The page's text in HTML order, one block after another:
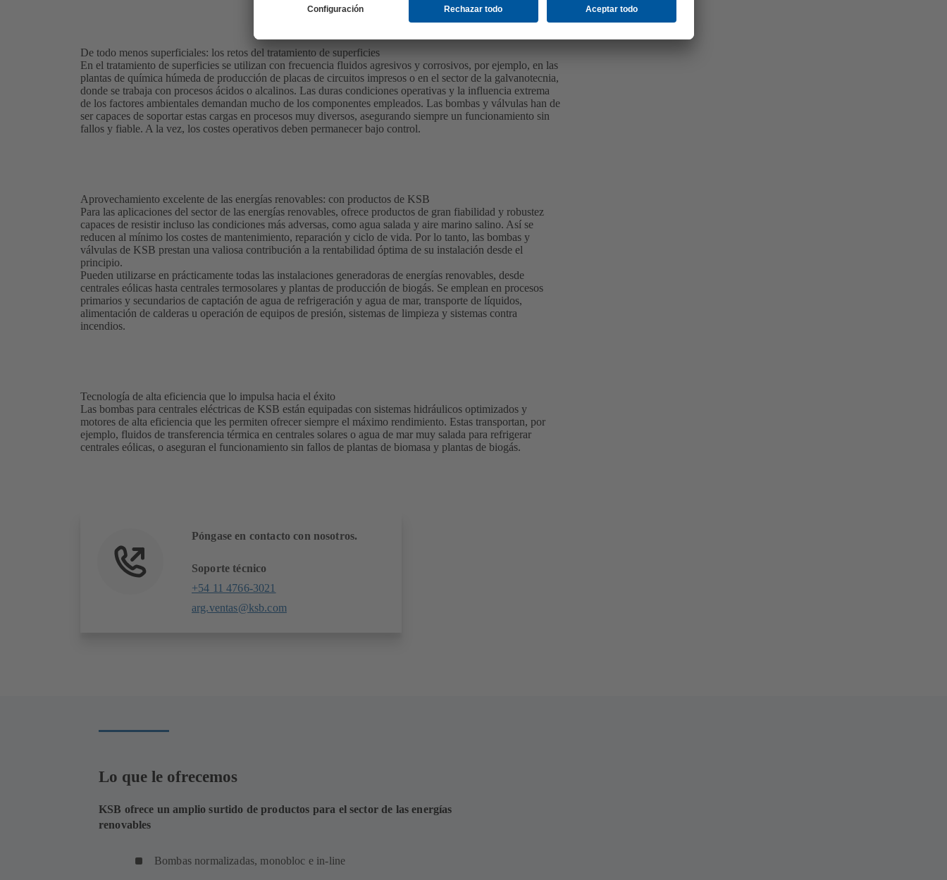
De todo menos superficiales: los retos del tratamiento de superficies
En el tratamiento de superficies se utilizan con frecuencia fluidos agresivos y corrosivos, por ejemplo, en las
plantas de química húmeda de producción de placas de circuitos impresos o en el sector de la galvanotecnia,
donde se trabaja con procesos ácidos o alcalinos. Las duras condiciones operativas y la influencia extrema
de los factores ambientales demandan mucho de los componentes empleados. Las bombas y válvulas han de
ser capaces de soportar estas cargas en procesos muy diversos, asegurando siempre un funcionamiento sin
fallos y fiable. A la vez, los costes operativos deben permanecer bajo control.
Aprovechamiento excelente de las energías renovables: con productos de KSB
Para las aplicaciones del sector de las energías renovables, ofrece productos de gran fiabilidad y robustez
capaces de resistir incluso las condiciones más adversas, como agua salada y aire marino salino. Así se
reducen al mínimo los costes de mantenimiento, reparación y ciclo de vida. Por lo tanto, las bombas y
válvulas de KSB prestan una valiosa contribución a la rentabilidad óptima de su instalación desde el
principio.
Pueden utilizarse en prácticamente todas las instalaciones generadoras de energías renovables, desde
centrales eólicas hasta centrales termosolares y plantas de producción de biogás. Se emplean en procesos
primarios y secundarios de captación de agua de refrigeración y agua de mar, transporte de líquidos,
alimentación de calderas u operación de equipos de presión, sistemas de limpieza y sistemas contra
incendios.
Tecnología de alta eficiencia que lo impulsa hacia el éxito
Las bombas para centrales eléctricas de KSB están equipadas con sistemas hidráulicos optimizados y
motores de alta eficiencia que les permiten ofrecer siempre el máximo rendimiento. Estas transportan, por
ejemplo, fluidos de transferencia térmica en centrales solares o agua de mar muy salada para refrigerar
centrales eólicas, o aseguran el funcionamiento sin fallos de plantas de biomasa y plantas de biogás.
Póngase en contacto con nosotros.
Soporte técnico
+54 11 4766-3021
arg.ventas@ksb.com
Lo que le ofrecemos
KSB ofrece un amplio surtido de productos para el sector de las energías
renovables
Bombas normalizadas, monobloc e in-line